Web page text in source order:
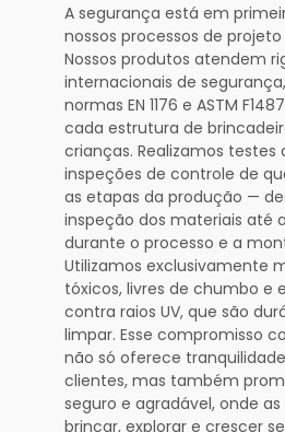
A segurança está em
nossos processos de
Nossos produtos atendem
internacionais de
normas EN 1176 e ASTM
cada estrutura de
crianças. Realizamos testes
inspeções de controle de
as etapas da produção —
inspeção dos materiais até
durante o processo e a
Utilizamos exclusivamente
tóxicos, livres de chumbo e
contra raios UV, que são
limpar. Esse compromisso
não só oferece
clientes, mas também
seguro e agradável, onde
brincar, explorar e crescer